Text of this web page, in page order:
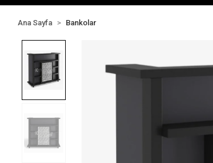
Ana Sayfa Bankolar